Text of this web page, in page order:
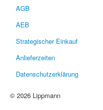
AGB
AEB
Strategischer Einkauf
Anlieferzeiten
Datenschutzerklärung
© 2026 Lippmann